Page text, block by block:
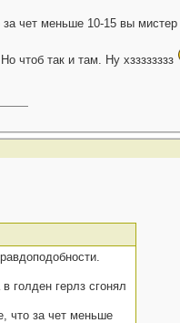
чет меньше 10-15 вы
чтоб так и там. Ну хзззззззз
голден герлз сгонял
что за чет меньше